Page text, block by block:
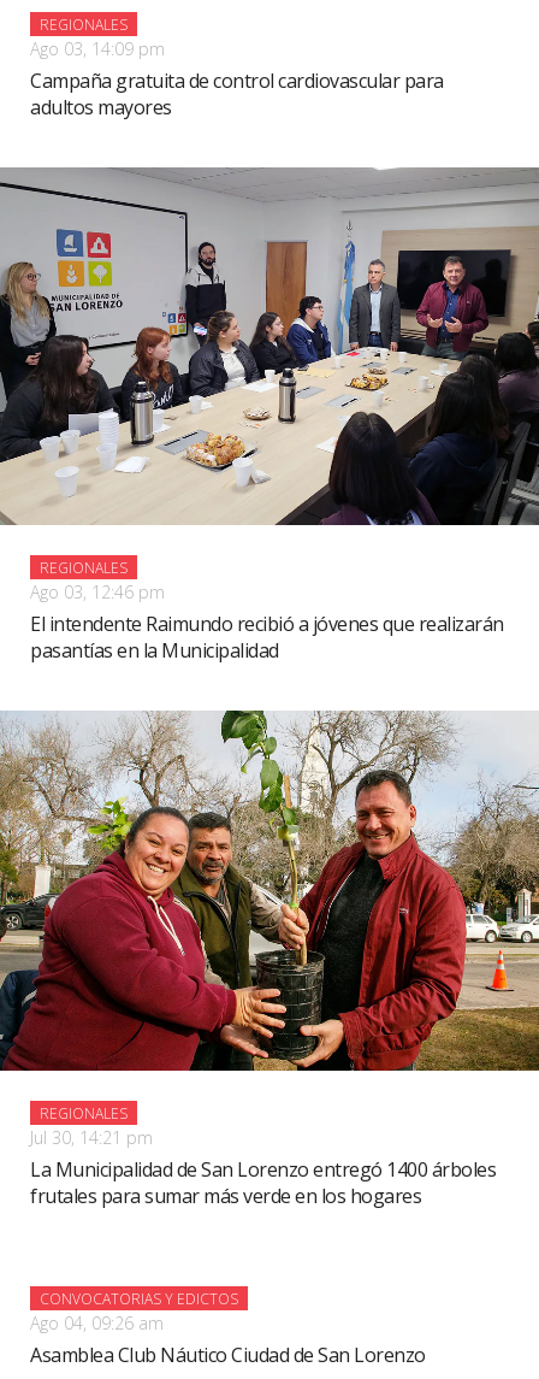
REGIONALES
Ago 03, 14:09 pm
Campaña gratuita de control cardiovascular para
adultos mayores
REGIONALES
Ago 03, 12:46 pm
El intendente Raimundo recibió a jóvenes que realizarán
pasantías en la Municipalidad
REGIONALES
Jul 30, 14:21 pm
La Municipalidad de San Lorenzo entregó 1400 árboles
frutales para sumar más verde en los hogares
CONVOCATORIAS Y EDICTOS
Ago 04, 09:26 am
Asamblea Club Náutico Ciudad de San Lorenzo